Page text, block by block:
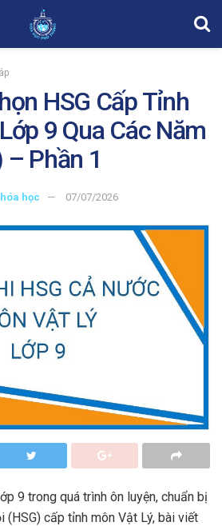
HSG Cấp Tỉnh
9 Qua Các Năm
Phần 1
học 07/07/2026
9 trong quá trình ôn luyện, chuẩn bị
cấp tỉnh môn Vật Lý, bài viết